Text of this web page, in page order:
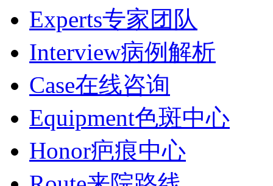
Experts专家团队
Interview病例解析
Case在线咨询
Equipment色斑中心
Honor疤痕中心